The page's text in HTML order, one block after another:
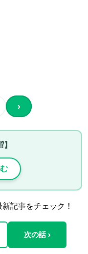
›
記事をチェック！
次の話 ›